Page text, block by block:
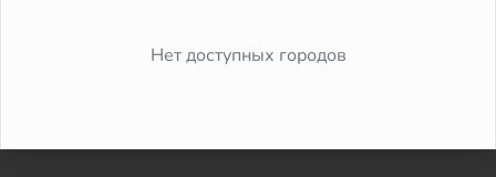
Нет доступных городов